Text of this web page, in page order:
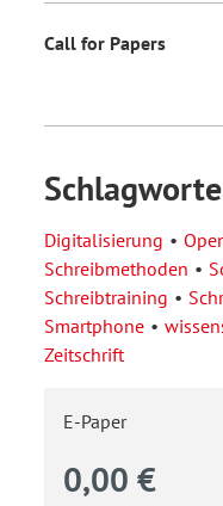
Call for Papers
Schlagworte
Digitalisierung
Schreibmethoden
Schreibtraining
Smartphone
Zeitschrift
E-Paper
0,00 €